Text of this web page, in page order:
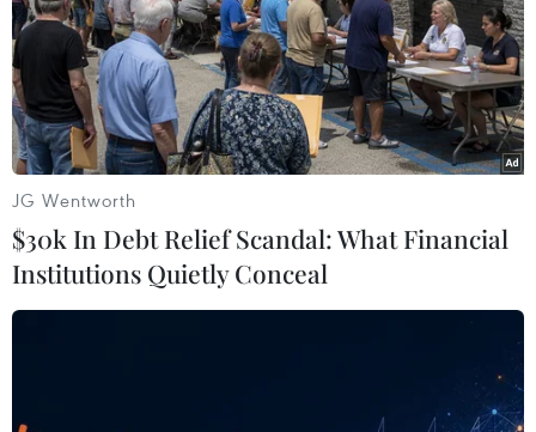
#Năm Chủ tịch ASEAN #Kiev
#Ukraine
#Quảng bá văn hóa
#Văn hóa ASEAN
#Nem rán
#Ẩm thực
Ukraine
Theo dõi VietnamPlus
JG Wentworth
$30k In Debt Relief Scandal: What Financial
Institutions Quietly Conceal